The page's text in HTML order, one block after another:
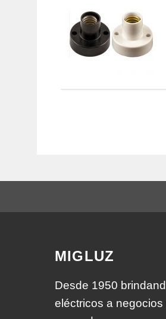
MIGLUZ
Desde 1950
eléctricos a